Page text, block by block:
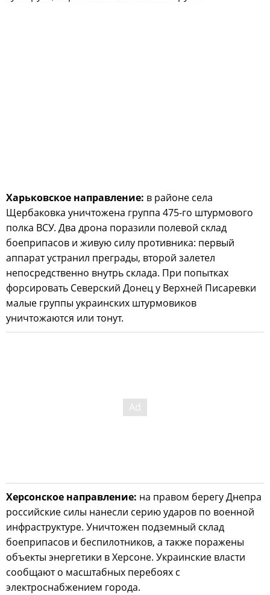
Харьковское направление: в районе села
Щербаковка уничтожена группа 475-го штурмового
полка ВСУ. Два дрона поразили полевой склад
боеприпасов и живую силу противника: первый
аппарат устранил преграды, второй залетел
непосредственно внутрь склада. При попытках
форсировать Северский Донец у Верхней Писаревки
малые группы украинских штурмовиков
уничтожаются или тонут.
Херсонское направление: на правом берегу Днепра
российские силы нанесли серию ударов по военной
инфраструктуре. Уничтожен подземный склад
боеприпасов и беспилотников, а также поражены
объекты энергетики в Херсоне. Украинские власти
сообщают о масштабных перебоях с
электроснабжением города.